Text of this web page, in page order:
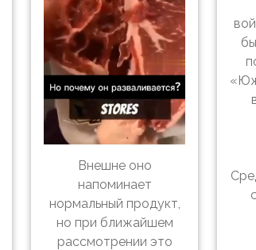
Внешне оно
напоминает
нормальный продукт,
но при ближайшем
рассмотрении это